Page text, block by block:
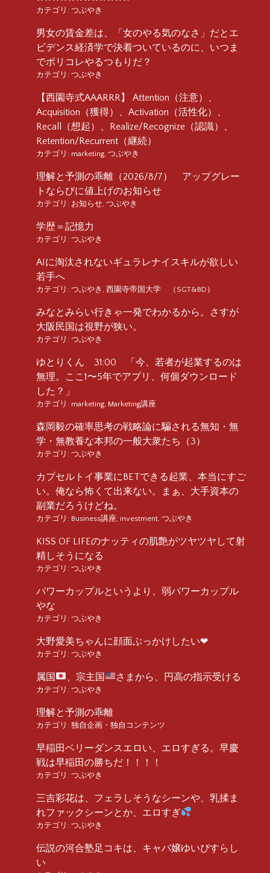
カテゴリ: つぶやき
男女の賃金差は、「女のやる気のなさ」だとエ
ビデンス経済学で決着ついているのに、いつま
でポリコレやるつもりだ？
カテゴリ: つぶやき
【西園寺式AAARRR】 Attention（注意）、
Acquisition（獲得）、Activation（活性化）、
Recall（想起）、Realize/Recognize（認識）、
Retention/Recurrent（継続）
カテゴリ: marketing つぶやき
理解と予測の乖離（2026/8/7） アップグレー
トならびに値上げのお知らせ
カテゴリ: お知らせ つぶやき
学歴＝記憶力
カテゴリ: つぶやき
AIに淘汰されないギュラレナイスキルが欲しい
若手へ
カテゴリ: つぶやき 西園寺帝国大学 （SGT&BD）
みなとみらい行きゃ一発でわかるから。さすが
大阪民国は視野が狭い。
カテゴリ: つぶやき
ゆとりくん 31:00 「今、若者が起業するのは
無理。ここ1〜5年でアプリ、何個ダウンロード
した？」
カテゴリ: marketing Marketing講座
森岡毅の確率思考の戦略論に騙される無知・無
学・無教養な本邦の一般大衆たち（3）
カテゴリ: つぶやき
カプセルトイ事業にBETできる起業、本当にすご
い。俺なら怖くて出来ない。まぁ、大手資本の
副業だろうけどね。
カテゴリ: Business講座 investment つぶやき
KISS OF LIFEのナッティの肌艶がツヤツヤして射
精しそうになる
カテゴリ: つぶやき
パワーカップルというより、弱パワーカップル
やな
カテゴリ: つぶやき
大野愛美ちゃんに顔面ぶっかけしたい❤︎
カテゴリ: つぶやき
属国 、宗主国 さまから、円高の指示受ける
カテゴリ: つぶやき
理解と予測の乖離
カテゴリ: 独自企画・独自コンテンツ
早稲田ベリーダンスエロい、エロすぎる。早慶
戦は早稲田の勝ちだ！！！！
カテゴリ: つぶやき
三吉彩花は、フェラしそうなシーンや、乳揉ま
れファックシーンとか、エロすぎ
カテゴリ: つぶやき
伝説の河合塾足コキは、キャバ嬢ゆいぴすらし
い